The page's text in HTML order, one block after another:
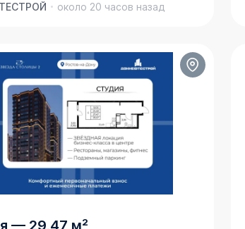
около 20 часов назад